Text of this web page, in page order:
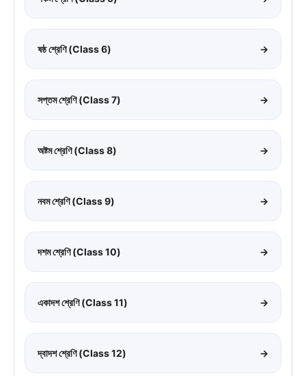
ষষ্ঠ শ্রেণি (Class 6) →
সপ্তম শ্রেণি (Class 7) →
অষ্টম শ্রেণি (Class 8) →
নবম শ্রেণি (Class 9) →
দশম শ্রেণি (Class 10) →
একাদশ শ্রেণি (Class 11) →
দ্বাদশ শ্রেণি (Class 12) →